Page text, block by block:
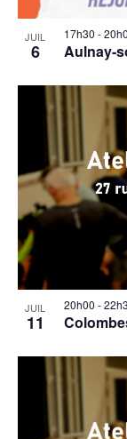
JUIL
6 Aulnay-
17h30 -
JUIL
11
20h00 -